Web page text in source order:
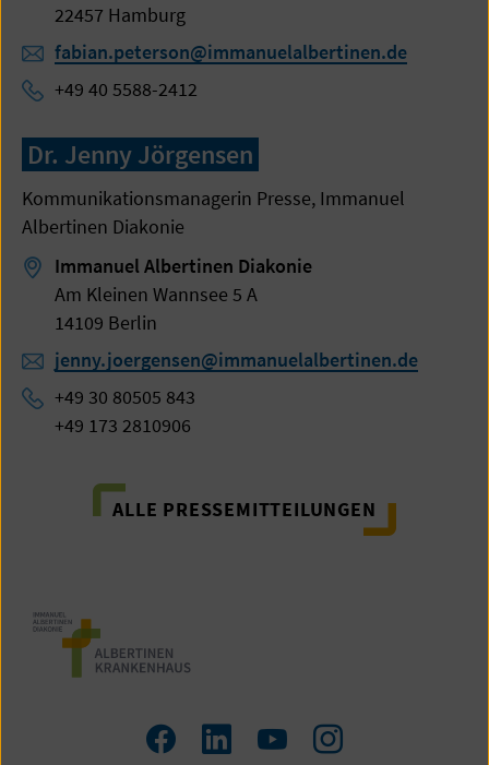
22457 Hamburg
fabian.peterson@immanuelalbertinen.de
+49 40 5588-2412
Dr. Jenny Jörgensen
Kommunikationsmanagerin Presse, Immanuel
Albertinen Diakonie
Immanuel Albertinen Diakonie
Am Kleinen Wannsee 5 A
14109 Berlin
jenny.joergensen@immanuelalbertinen.de
+49 30 80505 843
+49 173 2810906
ALLE PRESSEMITTEILUNGEN
Zum
Zum Zum Zum